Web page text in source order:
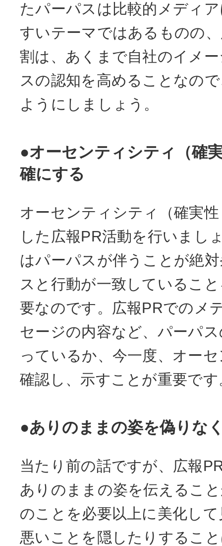
たパーパスは比較的メディ
すいテーマではあるものの
割は、あくまで自社のイメ
スの認知を高めることなの
ようにしましょう。
●オーセンティシティ（確
確にする
オーセンティシティ（確実
した広報PR活動を行いまし
はパーパスが伴うことが絶
スと行動が一致しているこ
要なのです。広報PRでのメ
セージの内容など、パーパ
っているか、今一度、オー
確認し、示すことが重要です
●ありのままの姿を偽りな
当たり前の話ですが、広報
ありのままの姿を伝えるこ
のことを必要以上に美化し
悪いことを隠したりするこ